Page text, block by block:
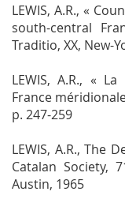
LEWIS, A.R., «
south-central
Traditio, XX, New-
LEWIS, A.R., «
France
p. 247-259
LEWIS, A.R.,The
Catalan Society,
Austin, 1965